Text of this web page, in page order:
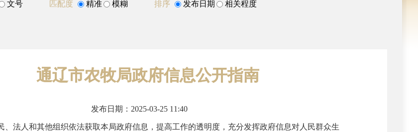
文号 匹配度 精准 模糊 排序 发布日期 相关程度
通辽市农牧局政府信息公开指南
发布日期：2025-03-25 11:40
、法人和其他组织依法获取本局政府信息，提高工作的透明度，充分发挥政府信息对人民群众生